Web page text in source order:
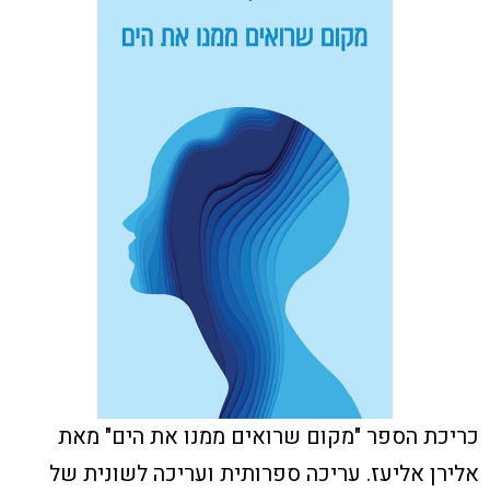
כריכת הספר "מקום שרואים ממנו את הים" מאת
אלירן אליעז. עריכה ספרותית ועריכה לשונית של